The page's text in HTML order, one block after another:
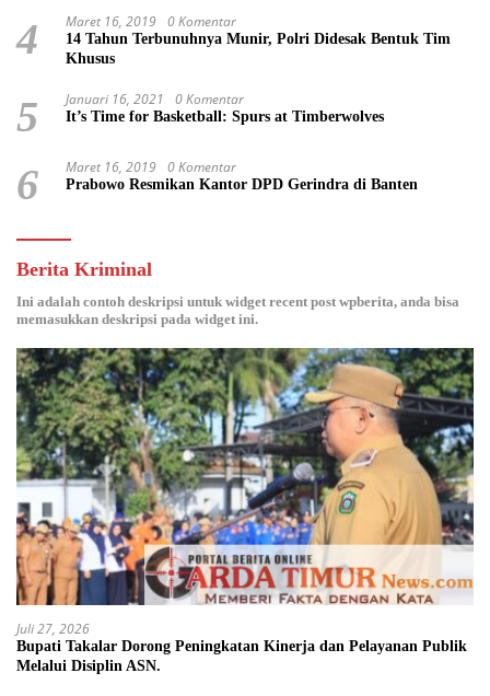
4 Maret 16, 2019 0 Komentar
14 Tahun Terbunuhnya Munir, Polri Didesak Bentuk Tim
Khusus
5 Januari 16, 2021 0 Komentar
It’s Time for Basketball: Spurs at Timberwolves
6 Maret 16, 2019 0 Komentar
Prabowo Resmikan Kantor DPD Gerindra di Banten
Berita Kriminal
Ini adalah contoh deskripsi untuk widget recent post wpberita, anda bisa
memasukkan deskripsi pada widget ini.
Juli 27, 2026
Bupati Takalar Dorong Peningkatan Kinerja dan Pelayanan Publik
Melalui Disiplin ASN.